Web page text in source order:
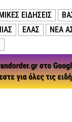
ΕΙΔΗΣΕΙΣ
ΕΛΑΣ
ΝΕΑ